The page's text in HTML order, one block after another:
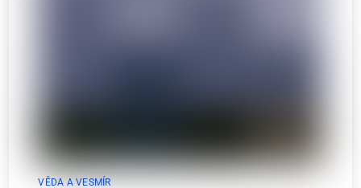
VĚDA A VESMÍR